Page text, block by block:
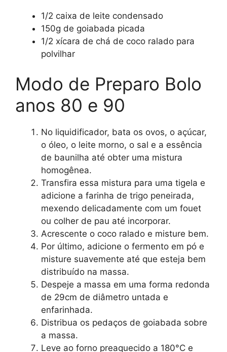
1/2 caixa de leite condensado
150g de goiabada picada
1/2 xícara de chá de coco ralado para
polvilhar
Modo de Preparo Bolo
anos 80 e 90
No liquidificador, bata os ovos, o açúcar,
o óleo, o leite morno, o sal e a essência
de baunilha até obter uma mistura
homogênea.
Transfira essa mistura para uma tigela e
adicione a farinha de trigo peneirada,
mexendo delicadamente com um fouet
ou colher de pau até incorporar.
Acrescente o coco ralado e misture bem.
Por último, adicione o fermento em pó e
misture suavemente até que esteja bem
distribuído na massa.
Despeje a massa em uma forma redonda
de 29cm de diâmetro untada e
enfarinhada.
Distribua os pedaços de goiabada sobre
a massa.
Leve ao forno preaquecido a 180°C e